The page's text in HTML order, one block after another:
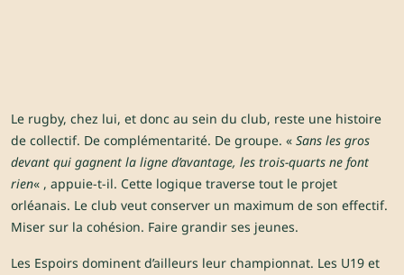
Le rugby, chez lui, et donc au sein du club, reste une histoire
de collectif. De complémentarité. De groupe. « Sans les gros
devant qui gagnent la ligne d’avantage, les trois-quarts ne font
rien« , appuie-t-il. Cette logique traverse tout le projet
orléanais. Le club veut conserver un maximum de son effectif.
Miser sur la cohésion. Faire grandir ses jeunes.
Les Espoirs dominent d’ailleurs leur championnat. Les U19 et